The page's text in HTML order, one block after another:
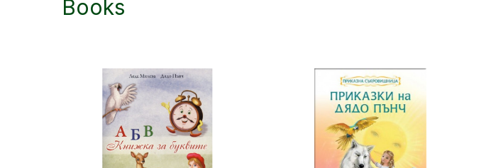
Books